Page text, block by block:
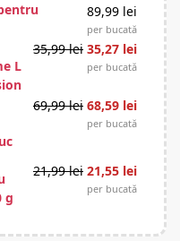
89,99 lei
per bucată
L
35,99lei 35,27 lei
per bucată
69,99lei 68,59 lei
per bucată
g
21,99lei 21,55 lei
per bucată